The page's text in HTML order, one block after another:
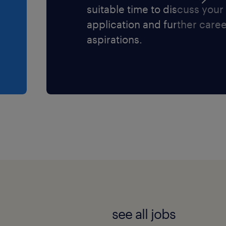
suitable time to discuss your
application and further
aspirations.
see all jobs